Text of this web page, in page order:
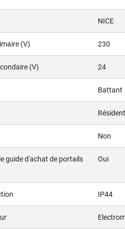
NICE
(V) 230
(V) 24
Battant
Non
guide d'achat de portails
Oui
IP44